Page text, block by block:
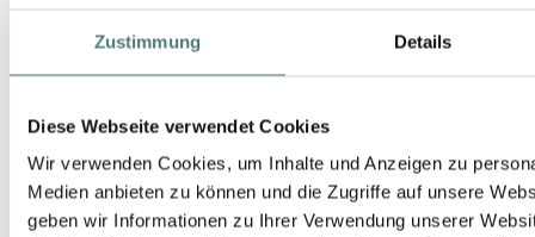
Zustimmung Details
Diese Webseite verwendet Cookies
Wir verwenden Cookies, um Inhalte und Anzeigen zu
Medien anbieten zu können und die Zugriffe auf unsere
geben wir Informationen zu Ihrer Verwendung unserer